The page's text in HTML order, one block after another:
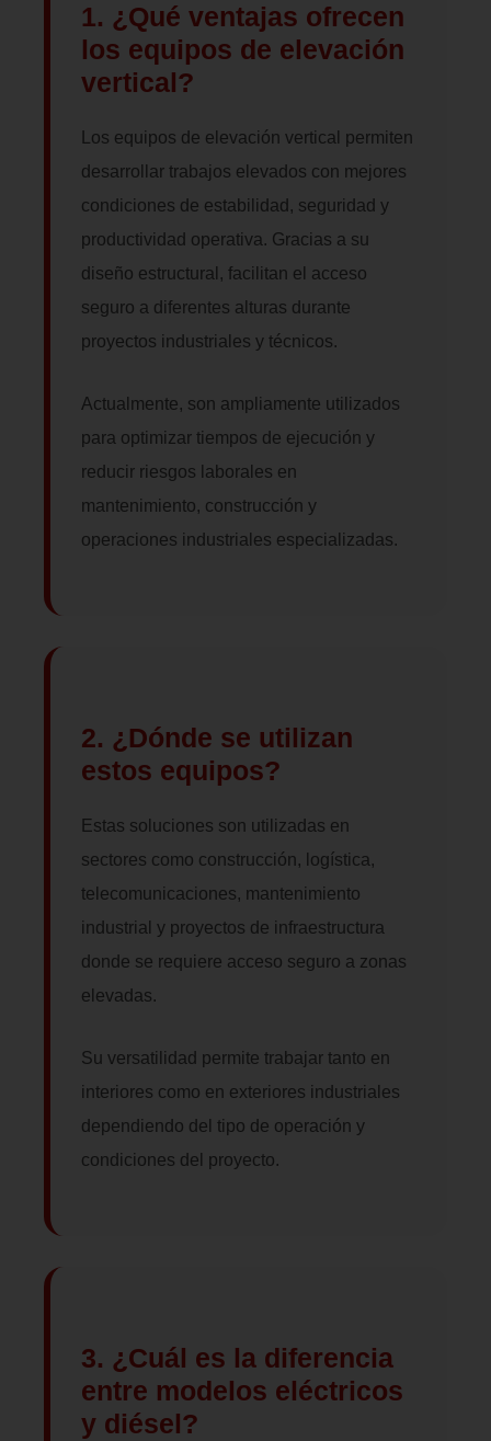
1. ¿Qué ventajas ofrecen
los equipos de elevación
vertical?
Los equipos de elevación vertical permiten
desarrollar trabajos elevados con mejores
condiciones de estabilidad, seguridad y
productividad operativa. Gracias a su
diseño estructural, facilitan el acceso
seguro a diferentes alturas durante
proyectos industriales y técnicos.
Actualmente, son ampliamente utilizados
para optimizar tiempos de ejecución y
reducir riesgos laborales en
mantenimiento, construcción y
operaciones industriales especializadas.
2. ¿Dónde se utilizan
estos equipos?
Estas soluciones son utilizadas en
sectores como construcción, logística,
telecomunicaciones, mantenimiento
industrial y proyectos de infraestructura
donde se requiere acceso seguro a zonas
elevadas.
Su versatilidad permite trabajar tanto en
interiores como en exteriores industriales
dependiendo del tipo de operación y
condiciones del proyecto.
3. ¿Cuál es la diferencia
entre modelos eléctricos
y diésel?